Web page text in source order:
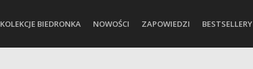
KOLEKCJE BIEDRONKA NOWOŚCI ZAPOWIEDZI BESTSELLERY